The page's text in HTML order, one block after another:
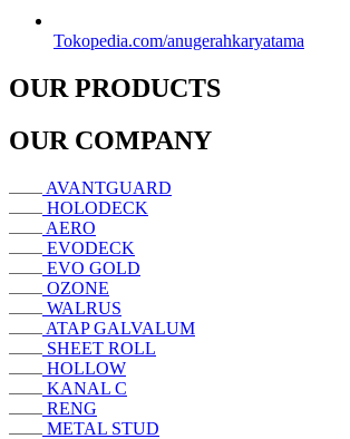
Tokopedia.com/anugerahkaryatama
OUR PRODUCTS
OUR COMPANY
AVANTGUARD
HOLODECK
AERO
EVODECK
EVO GOLD
OZONE
WALRUS
ATAP GALVALUM
SHEET ROLL
HOLLOW
KANAL C
RENG
METAL STUD